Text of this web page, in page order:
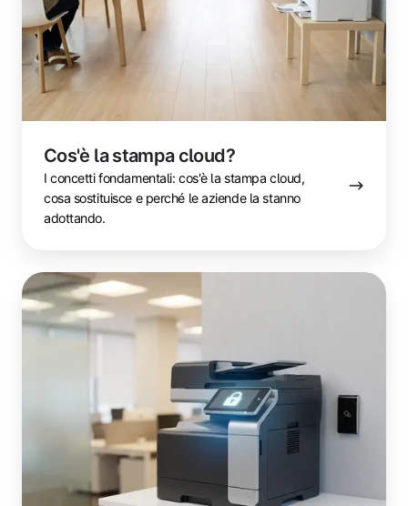
Cos'è la stampa cloud?
I concetti fondamentali: cos'è la stampa cloud,
cosa sostituisce e perché le aziende la stanno
adottando.
Sicurezza
della
stampa